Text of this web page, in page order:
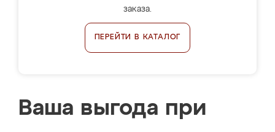
заказа.
ПЕРЕЙТИ В КАТАЛОГ
Ваша выгода при